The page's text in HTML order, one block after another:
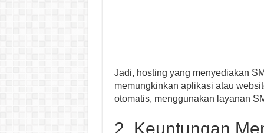
Jadi, hosting yang menyediakan
memungkinkan aplikasi atau
otomatis, menggunakan layanan
2. Keuntungan